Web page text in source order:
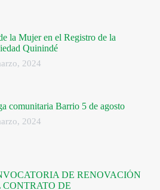
la Mujer en el Registro de la
Quinindé
2024
comunitaria Barrio 5 de agosto
2024
DE RENOVACIÓN
CONTRATO DE